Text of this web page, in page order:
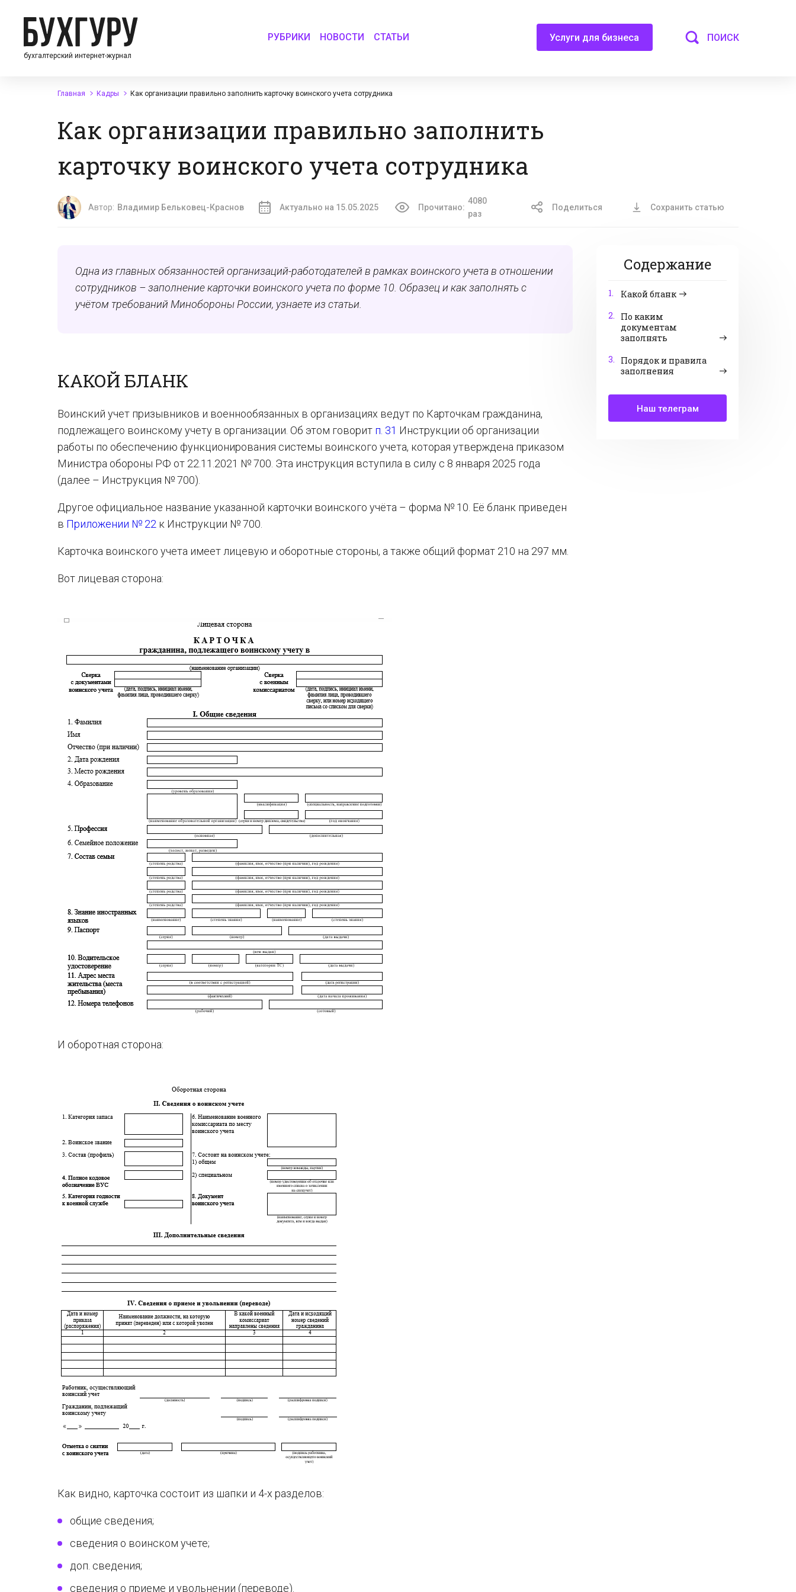
бухгалтерский интернет-журнал
РУБРИКИ НОВОСТИ СТАТЬИ Услуги для бизнеса ПОИСК
Главная Кадры Как организации правильно заполнить карточку воинского учета сотрудника
Как организации правильно заполнить
карточку воинского учета сотрудника
Автор: Владимир Бельковец-Краснов Актуально на 15.05.2025 Прочитано:
4080
раз
Поделиться Сохранить статью
Содержание
1.
Какой бланк
2.
По каким
документам
заполнять
3.
Порядок и правила
заполнения
Наш телеграм
Одна из главных обязанностей организаций-работодателей в рамках воинского учета в отношении
сотрудников – заполнение карточки воинского учета по форме 10. Образец и как заполнять с
учётом требований Минобороны России, узнаете из статьи.
КАКОЙ БЛАНК
Воинский учет призывников и военнообязанных в организациях ведут по Карточкам гражданина,
подлежащего воинскому учету в организации. Об этом говорит п. 31 Инструкции об организации
работы по обеспечению функционирования системы воинского учета, которая утверждена приказом
Министра обороны РФ от 22.11.2021 № 700. Эта инструкция вступила в силу с 8 января 2025 года
(далее – Инструкция № 700).
Другое официальное название указанной карточки воинского учёта – форма № 10. Её бланк приведен
в Приложении № 22 к Инструкции № 700.
Карточка воинского учета имеет лицевую и оборотные стороны, а также общий формат 210 на 297 мм.
Вот лицевая сторона:
И оборотная сторона:
Как видно, карточка состоит из шапки и 4-х разделов:
общие сведения;
сведения о воинском учете;
доп. сведения;
сведения о приеме и увольнении (переводе).